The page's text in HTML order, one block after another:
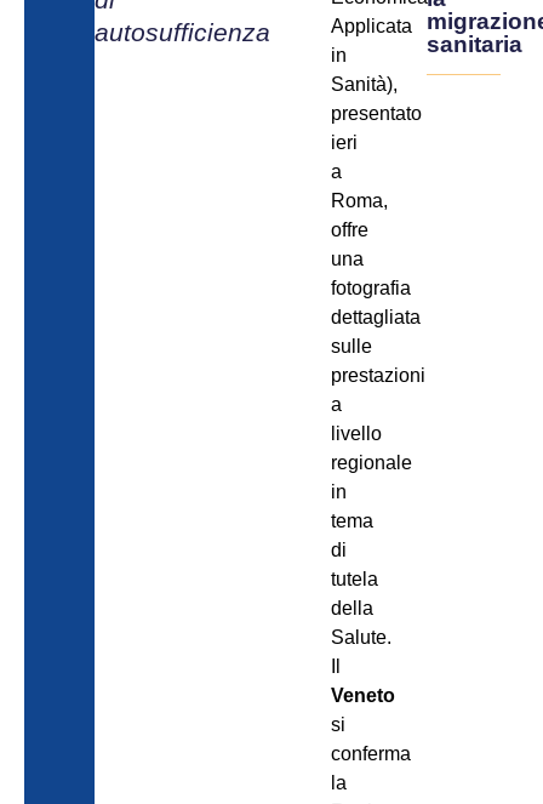
autosufficienza
Applicata
in
Sanità),
presentato
ieri
a
Roma,
offre
una
fotografia
dettagliata
sulle
prestazioni
a
livello
regionale
in
tema
di
tutela
della
Salute.
Veneto
si
conferma
la
sanitaria